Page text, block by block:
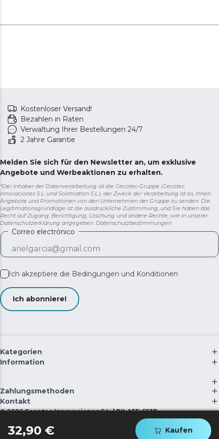
32,90 € Kaufen
Kostenloser Versand!
Bezahlen in Raten
Verwaltung Ihrer Bestellungen 24/7
2 Jahre Garantie
Melden Sie sich für den Newsletter an, um exklusive
Angebote und Werbeaktionen zu erhalten.
*Der Inhaber der Datenverarbeitung ist die Cecotec-Gruppe (Cecotec
Innovaciones S.L. und Solotriatlon S.L.), der Zweck der Verarbeitung ist es, Ihnen
Angebote und Promotionen von den Unternehmen der Gruppe zu senden. Die
Legitimationsgrundlage ist die ausdrückliche Zustimmung, und Sie haben das
Recht auf Zugang, Berichtigung, Löschung und andere Rechte, wie in unserer
Datenschutzerklärung angegeben. Datenschutzbestimmungen
Correo electrónico
Ich akzeptiere die Bedingungen und Konditionen
Ich abonniere!
Kategorien
Information
Zahlungsmethoden
Kontakt
©2026 Cecotec Innovaciones S.L. | RII-AEE: 5537